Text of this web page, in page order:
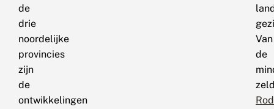
de
drie
noordelijke
provincies
zijn
de
ontwikkelingen
Van
de